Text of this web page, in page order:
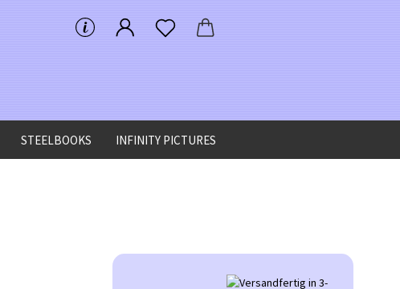
STEELBOOKS INFINITY PICTURES